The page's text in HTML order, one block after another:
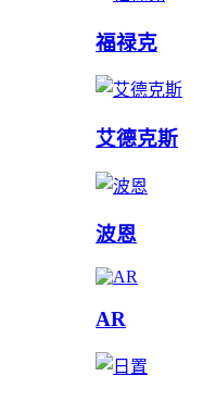
福禄克
艾德克斯
波恩
AR